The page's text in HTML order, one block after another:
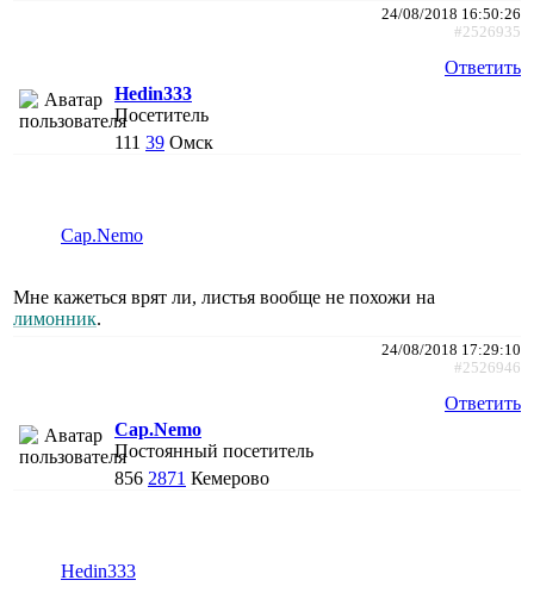
24/08/2018 16:50:26
#2526935
Ответить
Hedin333
Посетитель
111 39 Омск
Cap.Nemo
Мне кажеться врят ли, листья вообще не похожи на
лимонник.
24/08/2018 17:29:10
#2526946
Ответить
Cap.Nemo
Постоянный посетитель
856 2871 Кемерово
Hedin333